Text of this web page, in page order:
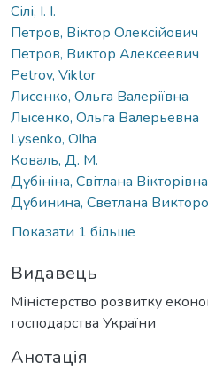
Сілі, І. І.
Петров, Віктор Олексійович
Петров, Виктор Алексеевич
Petrov, Viktor
Лисенко, Ольга Валеріївна
Лысенко, Ольга Валерьевна
Lysenko, Olha
Коваль, Д. М.
Дубініна, Світлана Вікторівна
Дубинина, Светлана
Показати 1 більше
Видавець
Міністерство розвитку
господарства України
Анотація